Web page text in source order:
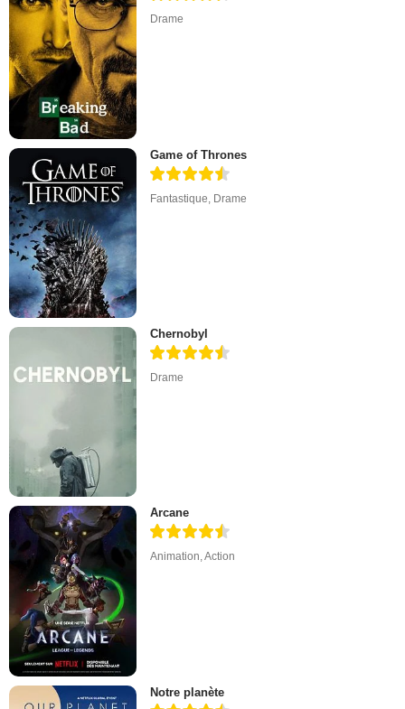
Drame
Game of Thrones
Fantastique Drame
Chernobyl
Drame
Arcane
Animation,Action
Notre planète